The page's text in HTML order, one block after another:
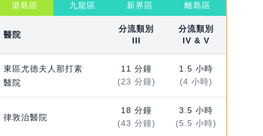
港島區 九龍區 新界區 離島區
醫院
分流類別
III
分流類別
IV & V
東區尤德夫人那打素
醫院
11 分鐘
(23 分鐘)
1.5 小時
(4 小時)
律敦治醫院
18 分鐘
(43 分鐘)
3.5 小時
(5.5 小時)